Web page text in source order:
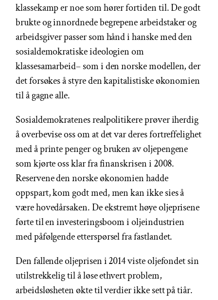
klassekamp er noe som hører fortiden til. De godt
brukte og innordnede begrepene arbeidstaker og
arbeidsgiver passer som hånd i hanske med den
sosialdemokratiske ideologien om
klassesamarbeid– som i den norske modellen, der
det forsøkes å styre den kapitalistiske økonomien
til å gagne alle.
Sosialdemokratenes realpolitikere prøver iherdig
å overbevise oss om at det var deres fortreffelighet
med å printe penger og bruken av oljepengene
som kjørte oss klar fra finanskrisen i 2008.
Reservene den norske økonomien hadde
oppspart, kom godt med, men kan ikke sies å
være hovedårsaken. De ekstremt høye oljeprisene
førte til en investeringsboom i oljeindustrien
med påfølgende etterspørsel fra fastlandet.
Den fallende oljeprisen i 2014 viste oljefondet sin
utilstrekkelig til å løse ethvert problem,
arbeidsløsheten økte til verdier ikke sett på tiår.